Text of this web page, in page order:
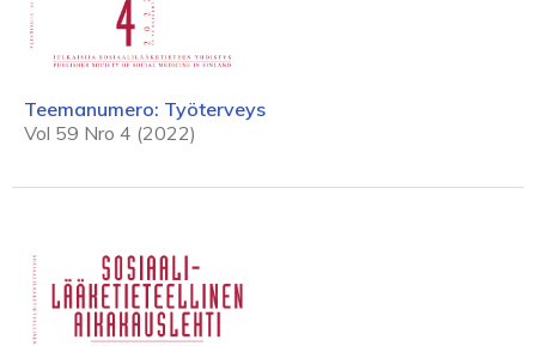
Teemanumero: Työterveys
Vol 59 Nro 4 (2022)